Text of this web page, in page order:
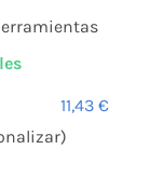
11,43€